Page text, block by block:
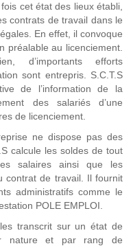
cet état des lieux établi,
contrats de travail dans le
En effet, il convoque
préalable au licenciement.
d’importants efforts
sont entrepris. S.C.T.S
de l’information de la
des salariés d’une
de licenciement.
ne dispose pas des
calcule les soldes de tout
salaires ainsi que les
contrat de travail. Il fournit
administratifs comme le
POLE EMPLOI.
transcrit sur un état de
nature et par rang de